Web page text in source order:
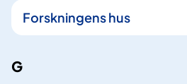
Forskningens hus
G